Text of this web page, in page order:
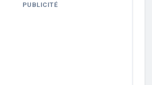
PUBLICITÉ